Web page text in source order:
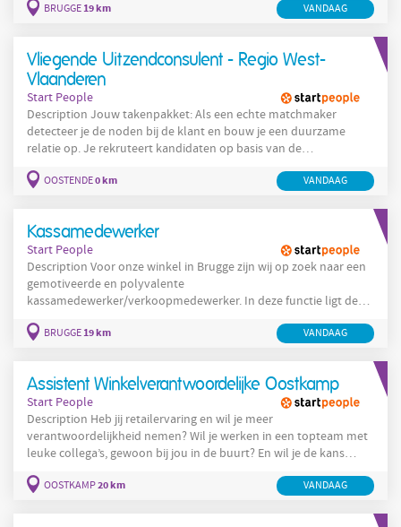
minuten warm te maken voor een bezoek aan het Historium
nieuwsgierig worden en
BRUGGE19 km VANDAAG
Vliegende Uitzendconsulent - Regio West-
Vlaanderen
Start People
Description Jouw takenpakket: Als een echte matchmaker
detecteer je de noden bij de klant en bouw je een duurzame
relatie op. Je rekruteert kandidaten op basis van de
kandidaten zoeken en benaderen. Je beoordeelt of de
tot
OOSTENDE0 km VANDAAG
Kassamedewerker
Start People
Description Voor onze winkel in Brugge zijn wij op zoek naar een
gemotiveerde en polyvalente
kassamedewerker/verkoopmedewerker. In deze functie ligt de
met ondersteunende winkelactiviteiten . Je
de kassa Het beantwoorden van telefoons en
BRUGGE19 km VANDAAG
Assistent Winkelverantwoordelijke Oostkamp
Start People
Description Heb jij retailervaring en wil je meer
verantwoordelijkheid nemen? Wil je werken in een topteam met
leuke collega’s, gewoon bij jou in de buurt? En wil je de kans
organisatie ? Dan is de rol van assistent winkelverantwoordelijke
OOSTKAMP20 km VANDAAG